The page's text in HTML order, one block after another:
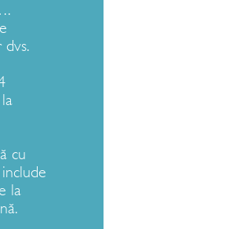
dvs.
cu
la